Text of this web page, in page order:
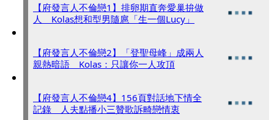
【府發言人不倫戀1】排卵期直奔愛巢拚做
人 Kolas想和型男隨扈「生一個Lucy」
【府發言人不倫戀2】「登聖母峰」成兩人
親熱暗語 Kolas：只讓你一人攻頂
【府發言人不倫戀4】156頁對話地下情全
記錄 人夫點播小三贊歌訴畸戀情衷